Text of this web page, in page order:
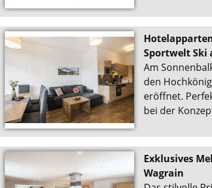
Sportwelt Ski
Am
den
eröffnet.
bei der
Exklusives
Wagrain